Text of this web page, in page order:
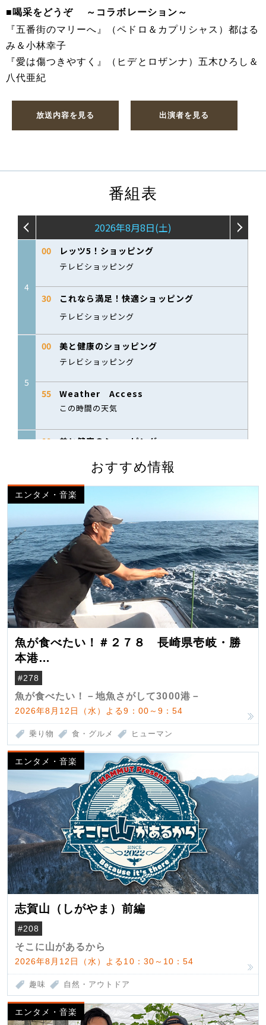
■喝采をどうぞ ～コラボレーション～
『五番街のマリーへ』（ペドロ＆カプリシャス）都はる
み＆小林幸子
『愛は傷つきやすく』（ヒデとロザンナ）五木ひろし＆
八代亜紀
放送内容を見る 出演者を見る
番組表
おすすめ情報
エンタメ・音楽
魚が食べたい！＃２７８ 長崎県壱岐・勝
本港
（クロマグロ）
#278
魚が食べたい！－地魚さがして3000港－
2026年8月12日（水）よる9：00～9：54
乗り物 食・グルメ ヒューマン
エンタメ・音楽
志賀山（しがやま）前編
#208
そこに山があるから
2026年8月12日（水）よる10：30～10：54
趣味 自然・アウトドア
エンタメ・音楽